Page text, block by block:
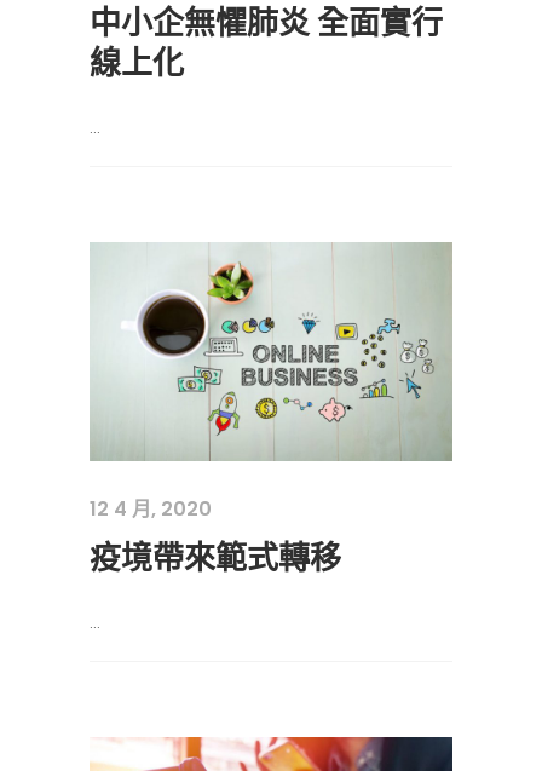
中小企無懼肺炎 全面實行
線上化
...
12 4 月, 2020
疫境帶來範式轉移
...